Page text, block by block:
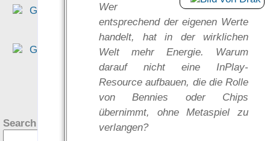
Wer
entsprechend der eigenen Werte
handelt, hat in der wirklichen
Welt mehr Energie. Warum
darauf nicht eine InPlay-
Resource aufbauen, die die Rolle
von Bennies oder Chips
übernimmt, ohne Metaspiel zu
verlangen?
?
Search this site:
„Dass man alle
Werte benennt, macht
Ein­stieg wun­der­bar
und intuitiv.“
— Tim Charzinski in
Rezension bei den
helden
was Leute sagen…